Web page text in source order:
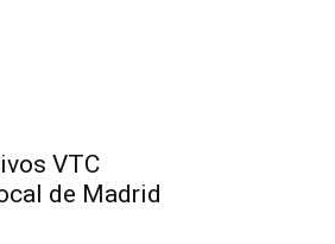
VTC
de Madrid